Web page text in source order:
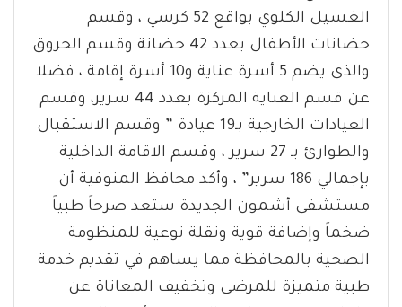
الغسيل الكلوي بواقع 52 كرسي ، وقسم
حضانات الأطفال بعدد 42 حضانة وقسم الحروق
والذى يضم 5 أسرة عناية و10 أسرة إقامة ، فضلا
عن قسم العناية المركزة بعدد 44 سرير، وقسم
العيادات الخارجية بـ19 عيادة ” وقسم الاستقبال
والطوارئ بـ 27 سرير ، وقسم الاقامة الداخلية
بإجمالي 186 سرير” ، وأكد محافظ المنوفية أن
مستشفى أشمون الجديدة ستعد صرحاً طبياً
ضخماً وإضافة قوية ونقلة نوعية للمنظومة
الصحية بالمحافظة مما يساهم في تقديم خدمة
طبية متميزة للمرضى وتخفيف المعاناة عن